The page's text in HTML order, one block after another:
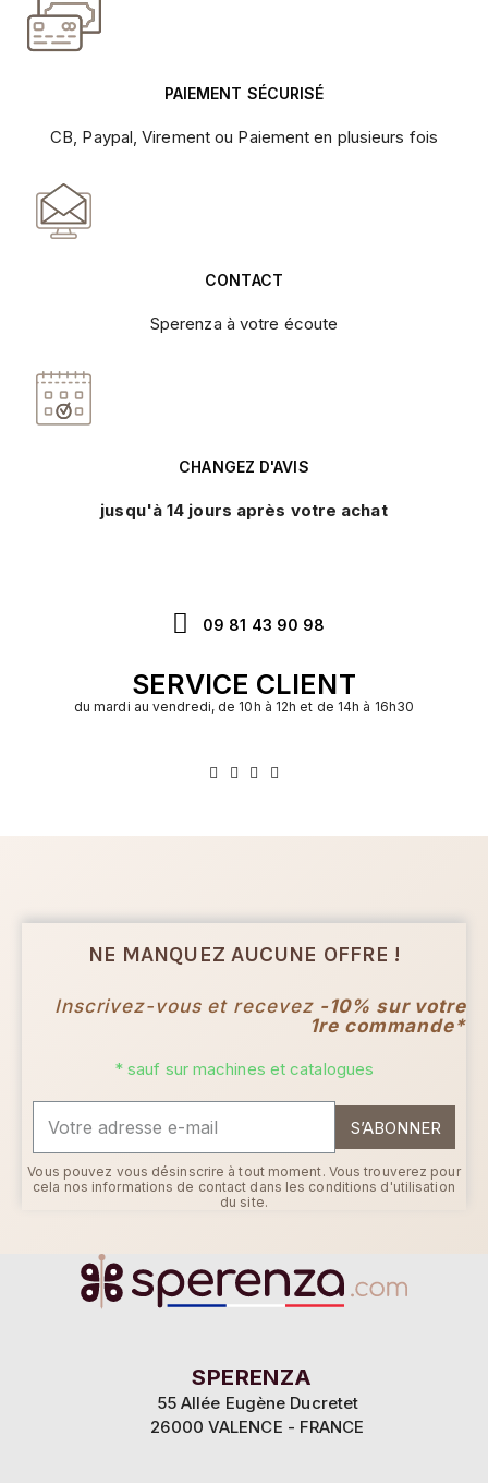
PAIEMENT SÉCURISÉ
CB, Paypal, Virement ou Paiement en plusieurs fois
CONTACT
Sperenza à votre écoute
CHANGEZ D'AVIS
jusqu'à 14 jours après votre achat
09 81 43 90 98
SERVICE CLIENT
du mardi au vendredi, de 10h à 12h et de 14h à 16h30
NE MANQUEZ AUCUNE OFFRE !
Inscrivez-vous et recevez -10% sur votre
1re commande*
* sauf sur machines et catalogues
S’ABONNER
Vous pouvez vous désinscrire à tout moment. Vous trouverez pour
cela nos informations de contact dans les conditions d'utilisation
du site.
SPERENZA
55 Allée Eugène Ducretet
26000 VALENCE - FRANCE
Ce site utilise des